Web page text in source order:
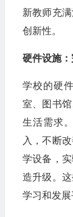
新教师充
创新性。
硬件设施
学校的硬
室、图书
生活需求
入，不断
学设备，
造升级。
学习和发展